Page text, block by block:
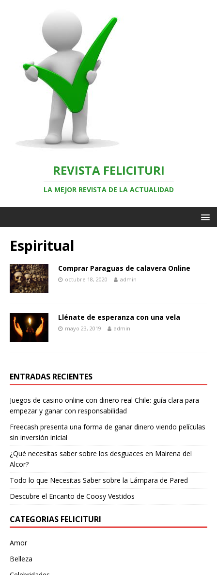
REVISTA FELICITURI
LA MEJOR REVISTA DE LA ACTUALIDAD
Espiritual
Comprar Paraguas de calavera Online
octubre 18, 2020 admin
Llénate de esperanza con una vela
mayo 23, 2019 admin
ENTRADAS RECIENTES
Juegos de casino online con dinero real Chile: guía clara para
empezar y ganar con responsabilidad
Freecash presenta una forma de ganar dinero viendo películas
sin inversión inicial
¿Qué necesitas saber sobre los desguaces en Mairena del
Alcor?
Todo lo que Necesitas Saber sobre la Lámpara de Pared
Descubre el Encanto de Coosy Vestidos
CATEGORIAS FELICITURI
Amor
Belleza